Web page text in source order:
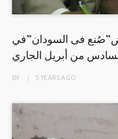
فى السودان”في
من أبريل الجاري
BY 5 YEARSAGO